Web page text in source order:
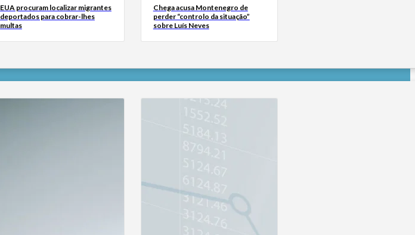
EUA procuram localizar migrantes
deportados para cobrar-lhes
multas
Chega acusa Montenegro de
perder “controlo da situação”
sobre Luís Neves